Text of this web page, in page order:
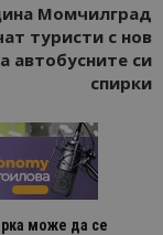
Момчилград
туристи с нов
автобусните си
спирки
може да се